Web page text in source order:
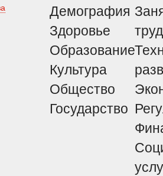
Демография
Здоровье
Образование
Культура
Общество
Государство
труд